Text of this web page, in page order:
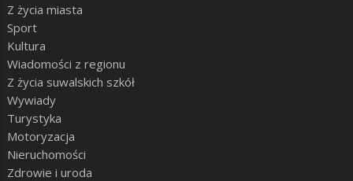
Z życia miasta
Sport
Kultura
Wiadomości z regionu
Z życia suwalskich szkół
Wywiady
Turystyka
Motoryzacja
Nieruchomości
Zdrowie i uroda